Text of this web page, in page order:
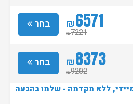
בחר ₪6571
₪7221
בחר ₪8373
₪9202
ללא מקדמה - שלמו בהגעה